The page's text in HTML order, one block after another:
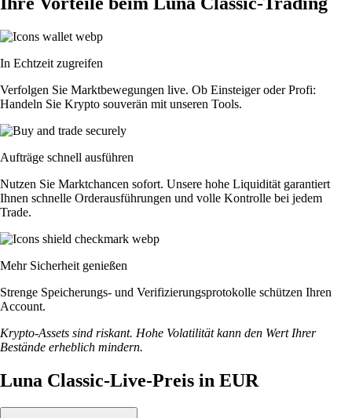
In Echtzeit zugreifen
Verfolgen Sie Marktbewegungen live. Ob Einsteiger oder Profi:
Handeln Sie Krypto souverän mit unseren Tools.
Aufträge schnell ausführen
Nutzen Sie Marktchancen sofort. Unsere hohe Liquidität garantiert
Ihnen schnelle Orderausführungen und volle Kontrolle bei jedem
Trade.
Mehr Sicherheit genießen
Strenge Speicherungs- und Verifizierungsprotokolle schützen Ihren
Account.
Krypto-Assets sind riskant. Hohe Volatilität kann den Wert Ihrer
Bestände erheblich mindern.
Luna Classic-Live-Preis in EUR